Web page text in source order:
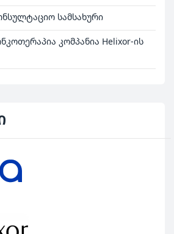
სამსახური
კომპანია Helixor-ის